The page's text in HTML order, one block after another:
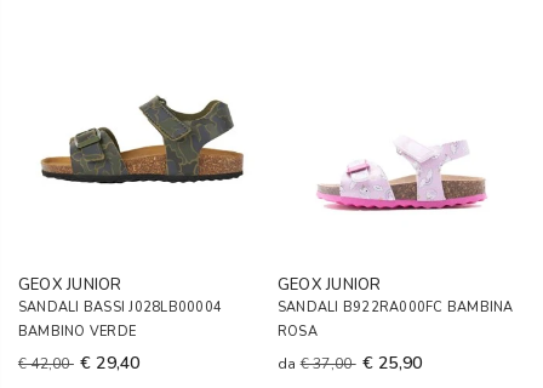
GEOX JUNIOR
SANDALI BASSI J028LB00004
BAMBINO VERDE
€ 42,00 € 29,40
GEOX JUNIOR
SANDALI B922RA000FC BAMBINA
ROSA
da€ 37,00 € 25,90